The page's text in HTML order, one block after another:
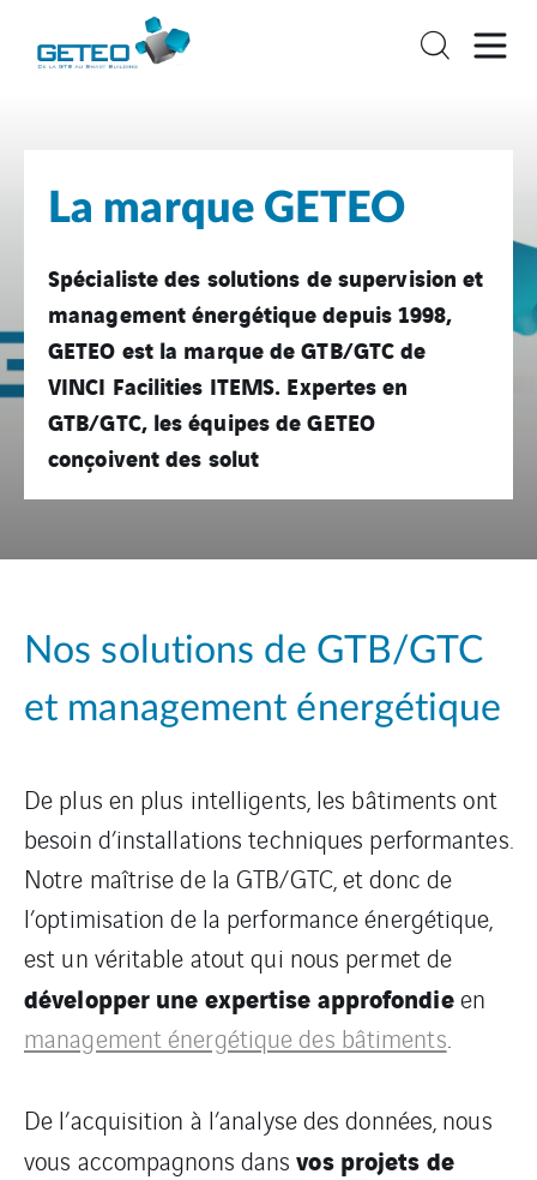
La marque GETEO
Spécialiste des solutions de supervision et
management énergétique depuis 1998,
GETEO est la marque de GTB/GTC de
VINCI Facilities ITEMS. Expertes en
GTB/GTC, les équipes de GETEO
conçoivent des solut
Nos solutions de GTB/GTC
et management énergétique
De plus en plus intelligents, les bâtiments ont
besoin d’installations techniques performantes.
Notre maîtrise de la GTB/GTC, et donc de
l’optimisation de la performance énergétique,
est un véritable atout qui nous permet de
développer une expertise approfondieen
management énergétique des bâtiments.
De l’acquisition à l’analyse des données, nous
vous accompagnons dansvos projets de